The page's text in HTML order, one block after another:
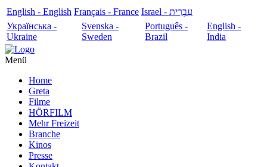
English - English Français - France
עִבְרִית - Israel
Українська -
Ukraine
Svenska -
Sweden
Português -
Brazil
English -
India
Menü
Home
Greta
Filme
HÖRFILM
Mehr Freizeit
Branche
Kinos
Presse